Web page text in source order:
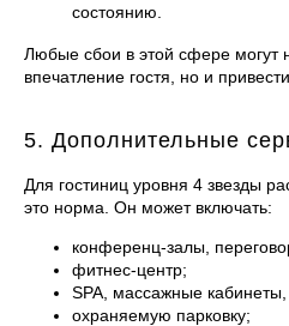
состоянию.
Любые сбои в этой сфере могут
впечатление гостя, но и
5. Дополнительные
Для гостиниц уровня 4 звезды
это норма. Он может включать:
конференц-залы,
фитнес-центр;
SPA, массажные
охраняемую парковку;